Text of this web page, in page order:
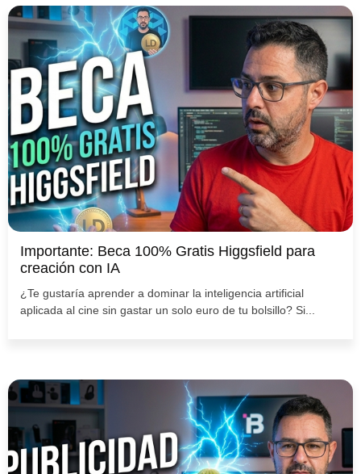
Importante: Beca 100% Gratis Higgsfield para
creación con IA
¿Te gustaría aprender a dominar la inteligencia artificial
aplicada al cine sin gastar un solo euro de tu bolsillo? Si...